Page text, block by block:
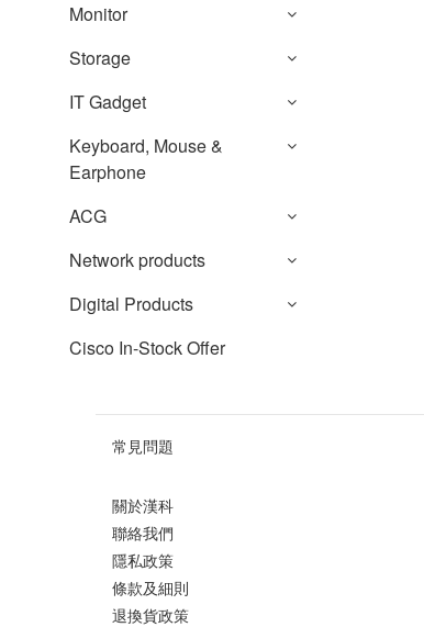
Monitor
Storage
IT Gadget
Keyboard, Mouse &
Earphone
ACG
Network products
Digital Products
Cisco In-Stock Offer
常見問題
關於漢科
聯絡我們
隱私政策
條款及細則
退換貨政策